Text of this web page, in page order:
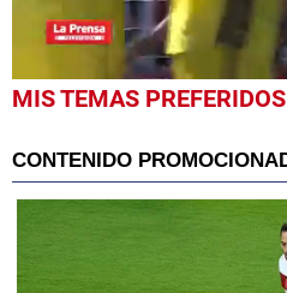
0
seconds
seconds
MIS TEMAS PREFERIDOS